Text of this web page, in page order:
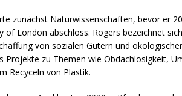
zunächst Naturwissenschaften, bevor er
of London abschloss. Rogers bezeichnet
von sozialen Gütern und
Projekte zu Themen wie Obdachlosigkeit,
Recyceln von Plastik.